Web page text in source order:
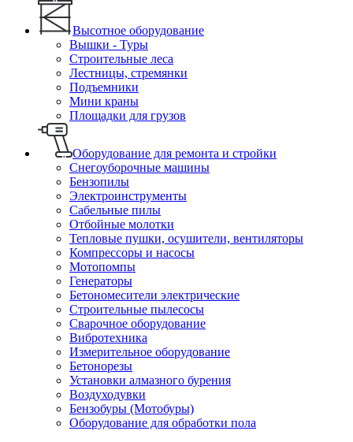
Высотное оборудование
Вышки - Туры
Строительные леса
Лестницы, стремянки
Подъемники
Мини краны
Площадки для грузов
Оборудование для ремонта и стройки
Снегоуборочные машины
Бензопилы
Электроинструменты
Сабельные пилы
Отбойные молотки
Тепловые пушки, осушители, вентиляторы
Компрессоры и насосы
Мотопомпы
Генераторы
Бетономесители электрические
Строительные пылесосы
Сварочное оборудование
Вибротехника
Измерительное оборудование
Бетонорезы
Установки алмазного бурения
Воздуходувки
Бензобуры (Мотобуры)
Оборудование для обработки пола